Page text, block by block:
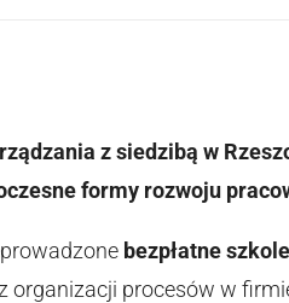
z siedzibą w
formy rozwoju
bezpłatne
organizacji procesów w